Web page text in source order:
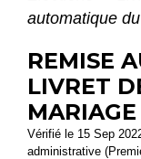
automatique
REMISE
LIVRET
MARIAGE
Vérifié le 15 Sep
administrative